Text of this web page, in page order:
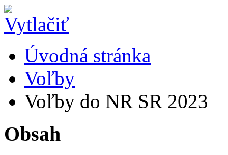
Úvodná stránka
Voľby
Voľby do NR SR 2023
Obsah